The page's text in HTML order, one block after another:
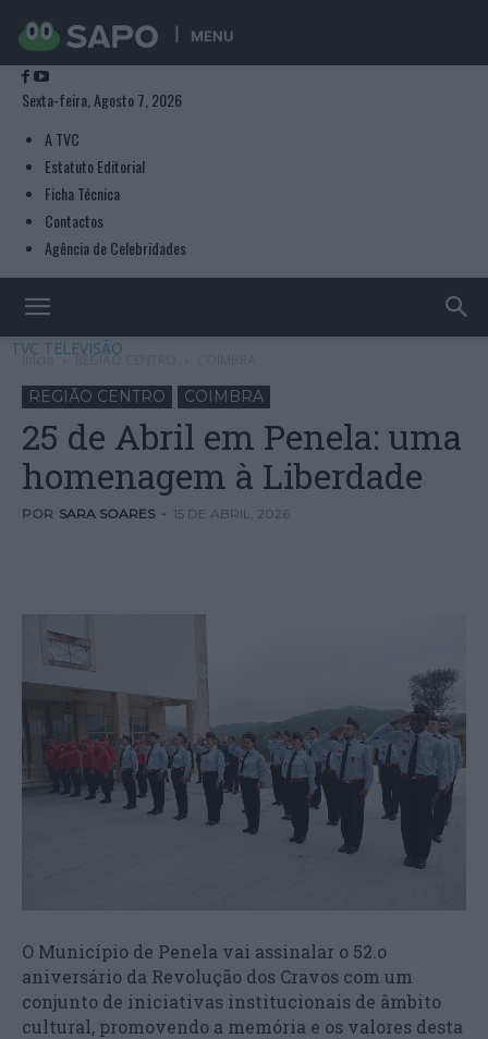
MENU
Sexta-feira, Agosto 7, 2026
A TVC
Estatuto Editorial
Ficha Técnica
Contactos
Agência de Celebridades
TVC TELEVISÃO
Início REGIÃO CENTRO
REGIÃO CENTRO COIMBRA
25 de Abril em Penela: uma
homenagem à Liberdade
POR SARA SOARES - 15 DE ABRIL, 2026
O Município de Penela vai assinalar o 52.o
aniversário da Revolução dos Cravos com um
conjunto de iniciativas institucionais de âmbito
cultural, promovendo a memória e os valores desta